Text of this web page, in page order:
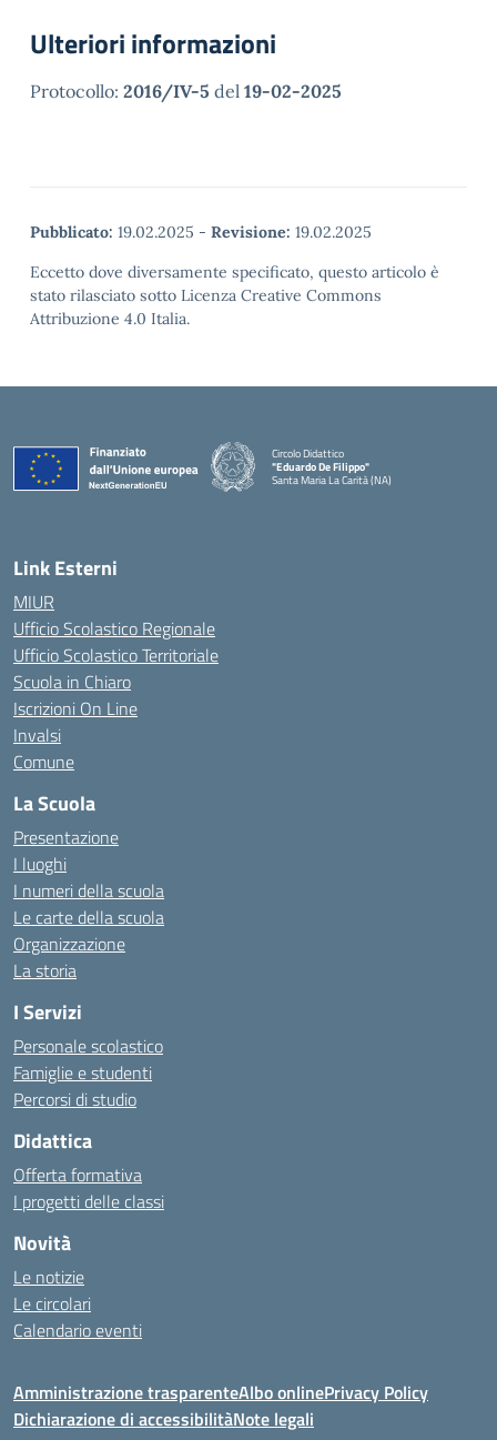
Ulteriori informazioni
Protocollo: 2016/IV-5 del 19-02-2025
Pubblicato: 19.02.2025 - Revisione: 19.02.2025
Eccetto dove diversamente specificato, questo articolo è
stato rilasciato sotto Licenza Creative Commons
Attribuzione 4.0 Italia.
Circolo Didattico
"Eduardo De Filippo"
Santa Maria La Carità (NA)
Link Esterni
MIUR
Ufficio Scolastico Regionale
Ufficio Scolastico Territoriale
Scuola in Chiaro
Iscrizioni On Line
Invalsi
Comune
La Scuola
Presentazione
I luoghi
I numeri della scuola
Le carte della scuola
Organizzazione
La storia
I Servizi
Personale scolastico
Famiglie e studenti
Percorsi di studio
Didattica
Offerta formativa
I progetti delle classi
Novità
Le notizie
Le circolari
Calendario eventi
Amministrazione trasparenteAlbo onlinePrivacy Policy
Dichiarazione di accessibilitàNote legali